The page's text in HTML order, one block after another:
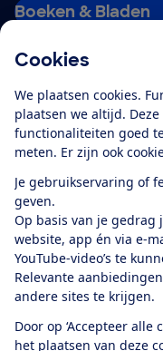
Cookies
We plaatsen cookies.
plaatsen we altijd.
functionaliteiten goed
meten. Er zijn ook
Je gebruikservaring of
geven.
Op basis van je gedrag
website, app én via e-
YouTube-video’s te
Relevante
andere sites te krijgen.
Door op ‘Accepteer alle
het plaatsen van deze
Boeken & Bladen
Alles
app
Algemene
Cookiebeleid